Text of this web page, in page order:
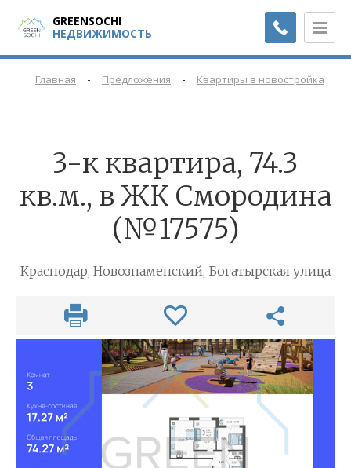
GREENSOCHI
НЕДВИЖИМОСТЬ
Главная - Предложения - Квартиры в новостройках
3-к квартира, 74.3
кв.м., в ЖК Смородина
(№17575)
Краснодар, Новознаменский, Богатырская улица